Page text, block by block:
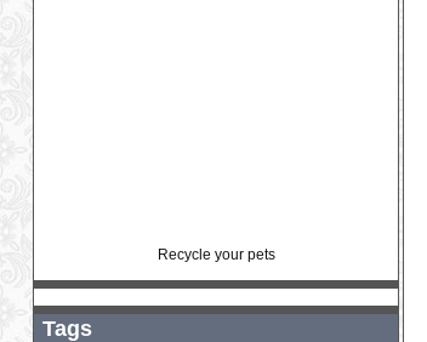
Recycle your pets
Tags